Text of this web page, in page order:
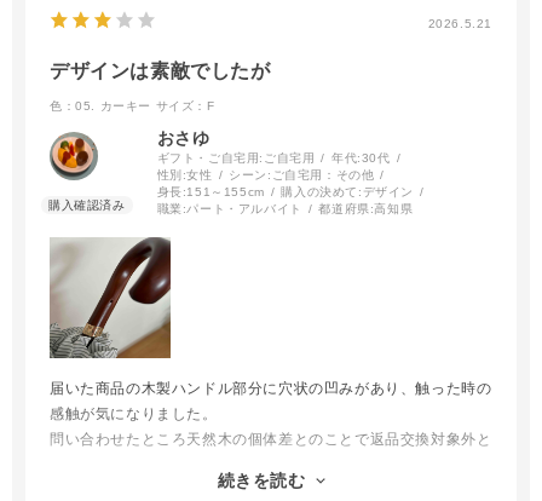
2026.5.21
デザインは素敵でしたが
色：05. カーキー サイズ：F
おさゆ
ギフト・ご自宅用: ご自宅用 年代:30代
性別:女性 シーン: ご自宅用：その他
身長:151～155cm 購入の決めて: デザイン
職業:パート・アルバイト 都道府県:高知県
届いた商品の木製ハンドル部分に穴状の凹みがあり、触った時の
感触が気になりました。
問い合わせたところ天然木の個体差とのことで返品交換対象外と
また、商品ページの案内に従って保護パックを外した後は使用済
続きを読む